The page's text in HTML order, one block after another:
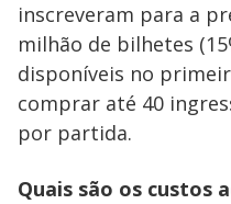
inscreveram para a
milhão de bilhetes
disponíveis no
comprar até 40
por partida.
Quais são os custos